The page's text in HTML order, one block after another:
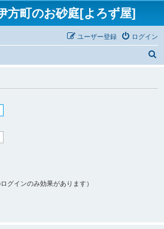
町のお砂庭[よろず屋]
ログイン
ユーザー登録
グインのみ効果があります）